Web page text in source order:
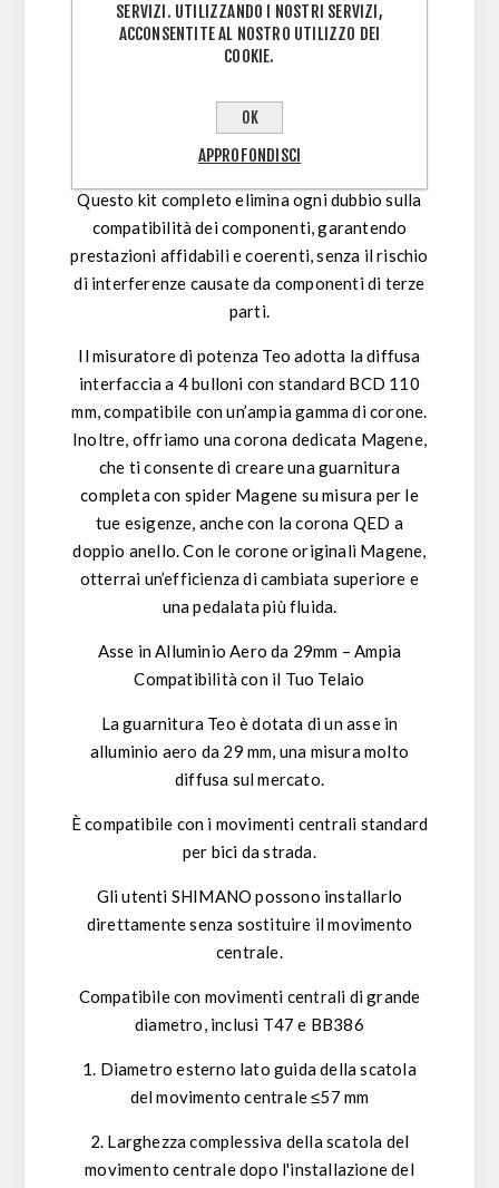
ambiente.
Potenza – Vivi un’Esperienza Ciclistica Totale
Il set Teo Power Meter include il misuratore di
Questo kit completo elimina ogni dubbio sulla
compatibilità dei componenti, garantendo
prestazioni affidabili e coerenti, senza il rischio
di interferenze causate da componenti di terze
parti.
Il misuratore di potenza Teo adotta la diffusa
interfaccia a 4 bulloni con standard BCD 110
mm, compatibile con un’ampia gamma di corone.
Inoltre, offriamo una corona dedicata Magene,
che ti consente di creare una guarnitura
completa con spider Magene su misura per le
tue esigenze, anche con la corona QED a
doppio anello. Con le corone originali Magene,
otterrai un’efficienza di cambiata superiore e
una pedalata più fluida.
Asse in Alluminio Aero da 29mm – Ampia
Compatibilità con il Tuo Telaio
La guarnitura Teo è dotata di un asse in
alluminio aero da 29 mm, una misura molto
diffusa sul mercato.
È compatibile con i movimenti centrali standard
per bici da strada.
Gli utenti SHIMANO possono installarlo
direttamente senza sostituire il movimento
centrale.
Compatibile con movimenti centrali di grande
diametro, inclusi T47 e BB386
1. Diametro esterno lato guida della scatola
del movimento centrale ≤57 mm
2. Larghezza complessiva della scatola del
movimento centrale dopo l'installazione del
SERVIZI. UTILIZZANDO I NOSTRI SERVIZI,
ACCONSENTITE AL NOSTRO UTILIZZO DEI
COOKIE.
OK
APPROFONDISCI